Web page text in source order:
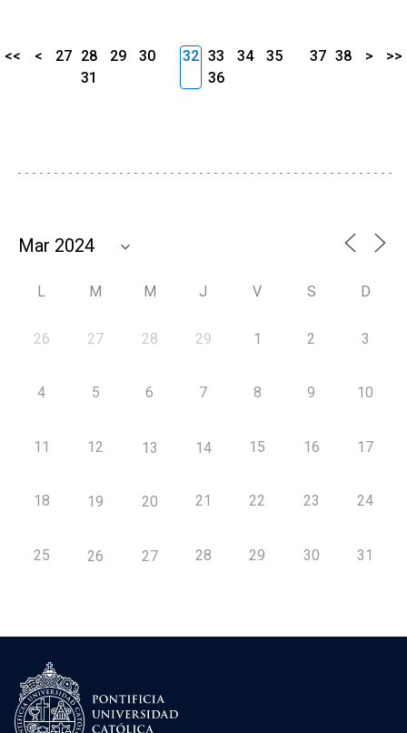
<< < 27 28 29
30
31
32 33 34
35
36
37 38 > >>
L M M J V S D
26 27 28 29 1 2 3
4 5 6 7 8 9 10
11 12 13 14 15 16 17
18 19 20 21 22 23 24
25 26 27 28 29 30 31